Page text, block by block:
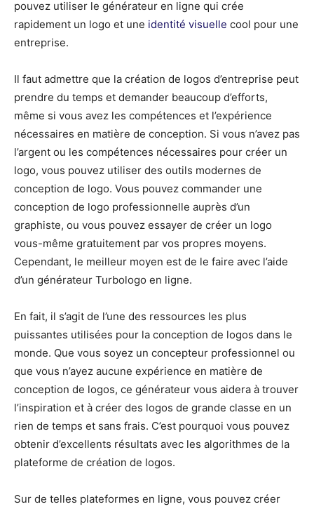
pouvez utiliser le générateur en ligne qui crée
rapidement un logo et une identité visuelle cool pour une
entreprise.
Il faut admettre que la création de logos d’entreprise peut
prendre du temps et demander beaucoup d’efforts,
même si vous avez les compétences et l’expérience
nécessaires en matière de conception. Si vous n’avez pas
l’argent ou les compétences nécessaires pour créer un
logo, vous pouvez utiliser des outils modernes de
conception de logo. Vous pouvez commander une
conception de logo professionnelle auprès d’un
graphiste, ou vous pouvez essayer de créer un logo
vous-même gratuitement par vos propres moyens.
Cependant, le meilleur moyen est de le faire avec l’aide
d’un générateur Turbologo en ligne.
En fait, il s’agit de l’une des ressources les plus
puissantes utilisées pour la conception de logos dans le
monde. Que vous soyez un concepteur professionnel ou
que vous n’ayez aucune expérience en matière de
conception de logos, ce générateur vous aidera à trouver
l’inspiration et à créer des logos de grande classe en un
rien de temps et sans frais. C’est pourquoi vous pouvez
obtenir d’excellents résultats avec les algorithmes de la
plateforme de création de logos.
Sur de telles plateformes en ligne, vous pouvez créer